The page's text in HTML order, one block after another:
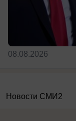
08.08.2026
Новости СМИ2